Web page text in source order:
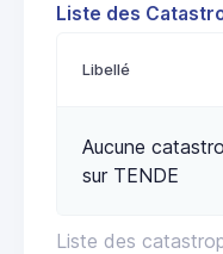
Liste des
Liste des
Libellé
Aucune
sur TENDE